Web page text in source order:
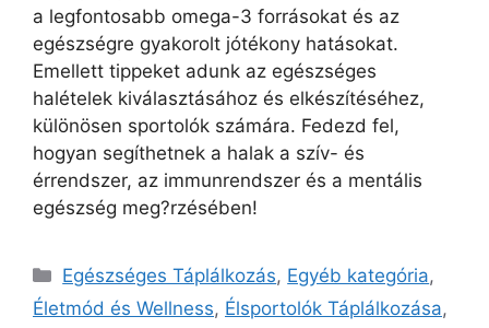
a legfontosabb omega-3 forrásokat és az
egészségre gyakorolt jótékony hatásokat.
Emellett tippeket adunk az egészséges
halételek kiválasztásához és elkészítéséhez,
különösen sportolók számára. Fedezd fel,
hogyan segíthetnek a halak a szív- és
érrendszer, az immunrendszer és a mentális
egészség meg?rzésében!
Egészséges Táplálkozás, Egyéb kategória,
Életmód és Wellness, Élsportolók Táplálkozása,